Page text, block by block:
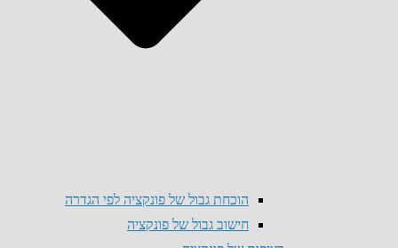
הוכחת גבול של פונקציה לפי הגדרה
חישוב גבול של פונקציה